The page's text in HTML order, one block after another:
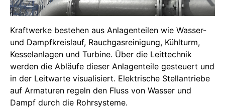
Kraftwerke bestehen aus Anlagenteilen wie Wasser-
und Dampfkreislauf, Rauchgasreinigung, Kühlturm,
Kesselanlagen und Turbine. Über die Leittechnik
werden die Abläufe dieser Anlagenteile gesteuert und
in der Leitwarte visualisiert. Elektrische Stellantriebe
auf Armaturen regeln den Fluss von Wasser und
Dampf durch die Rohrsysteme.